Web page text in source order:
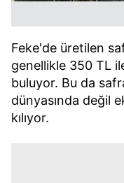
Feke'de üretilen
genellikle 350 TL
buluyor. Bu da
dünyasında değil
kılıyor.